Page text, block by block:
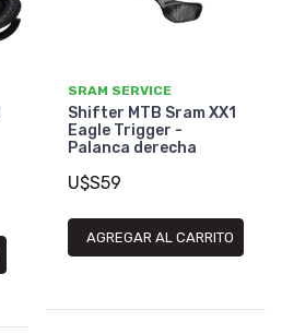
SRAM SERVICE
Shifter MTB Sram XX1
Eagle Trigger -
Palanca derecha
U$S59
AGREGAR AL CARRITO